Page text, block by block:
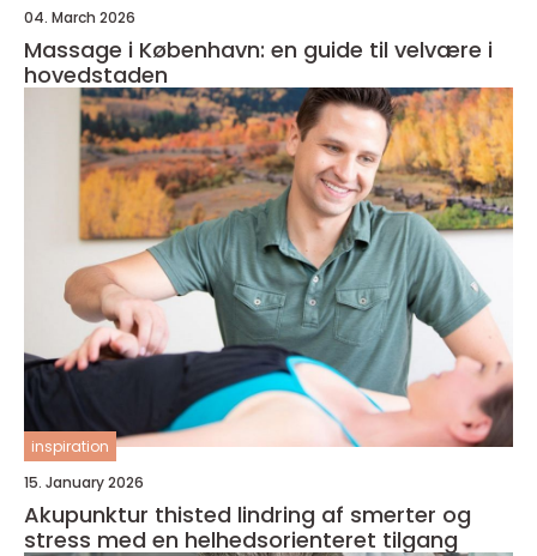
04. March 2026
Massage i København: en guide til velvære i
hovedstaden
inspiration
15. January 2026
Akupunktur thisted lindring af smerter og
stress med en helhedsorienteret tilgang